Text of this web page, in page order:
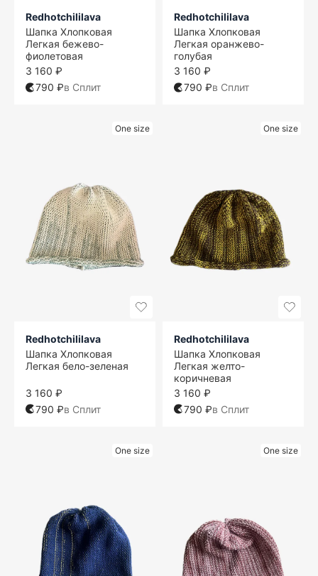
Redhotchililava
Шапка Хлопковая
Легкая бежево-
фиолетовая
3 160 ₽
790 ₽в Сплит
Redhotchililava
Шапка Хлопковая
Легкая оранжево-
голубая
3 160 ₽
790 ₽в Сплит
One size
Redhotchililava
Шапка Хлопковая
Легкая бело-зеленая
3 160 ₽
790 ₽в Сплит
One size
Redhotchililava
Шапка Хлопковая
Легкая желто-
коричневая
3 160 ₽
790 ₽в Сплит
One size One size